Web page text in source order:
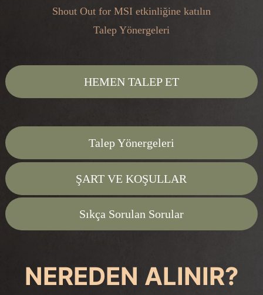
Shout Out for MSI etkinliğine katılın
Talep Yönergeleri
HEMEN TALEP ET
Talep Yönergeleri
ŞART VE KOŞULLAR
Sıkça Sorulan Sorular
NEREDEN ALINIR?